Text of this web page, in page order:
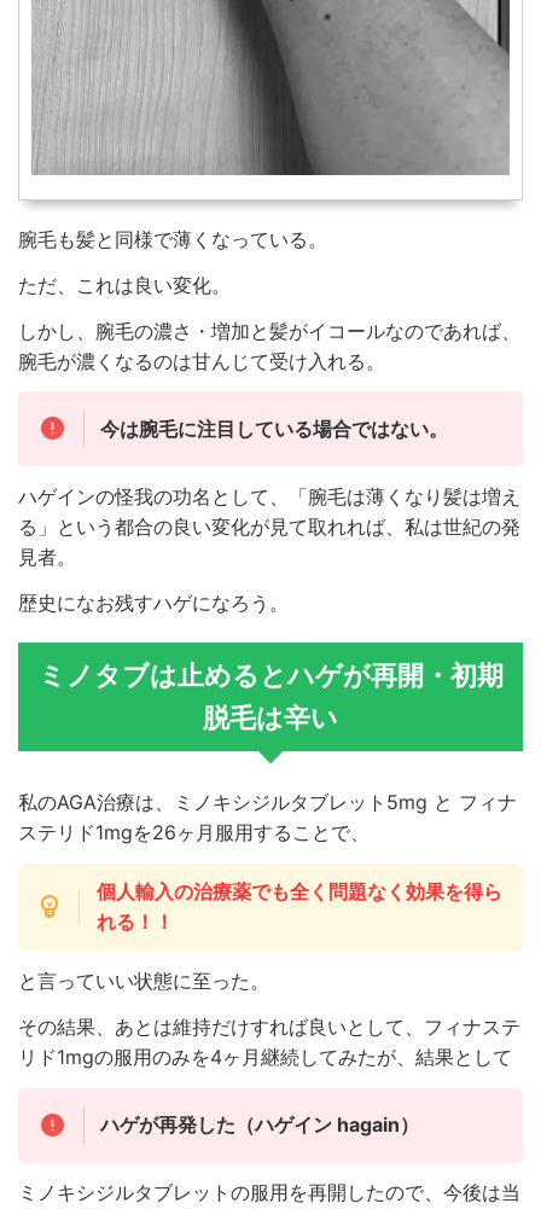
腕毛も髪と同様で薄くなっている。
ただ、これは良い変化。
しかし、腕毛の濃さ・増加と髪がイコールなのであれば、
腕毛が濃くなるのは甘んじて受け入れる。
今は腕毛に注目している場合ではない。
ハゲインの怪我の功名として、「腕毛は薄くなり髪は増え
る」という都合の良い変化が見て取れれば、私は世紀の発
見者。
歴史になお残すハゲになろう。
ミノタブは止めるとハゲが再開・初期
脱毛は辛い
私のAGA治療は、ミノキシジルタブレット5mg と フィナ
ステリド1mgを26ヶ月服用することで、
個人輸入の治療薬でも全く問題なく効果を得ら
れる！！
と言っていい状態に至った。
その結果、あとは維持だけすれば良いとして、フィナステ
リド1mgの服用のみを4ヶ月継続してみたが、結果として
ハゲが再発した（ハゲイン hagain）
ミノキシジルタブレットの服用を再開したので、今後は当